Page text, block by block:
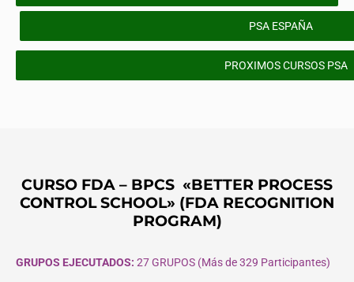
PSA ESPAÑA
PROXIMOS CURSOS PSA
CURSO FDA – BPCS «BETTER PROCESS
CONTROL SCHOOL» (FDA RECOGNITION
PROGRAM)
GRUPOS EJECUTADOS: 27 GRUPOS (Más de 329 Participantes)